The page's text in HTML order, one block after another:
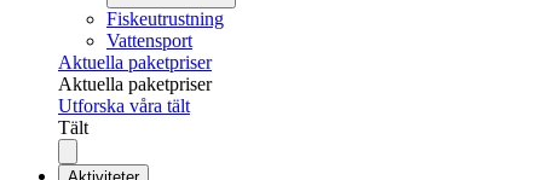
Fiskeutrustning
Vattensport
Aktuella paketpriser
Aktuella paketpriser
Utforska våra tält
Tält